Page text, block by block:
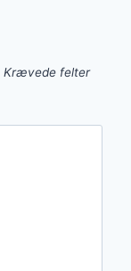
Krævede felter